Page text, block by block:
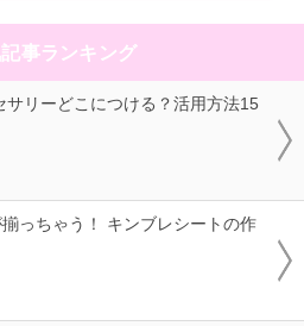
記事ランキング
サリーどこにつける？活用方法15
っちゃう！ キンブレシートの作